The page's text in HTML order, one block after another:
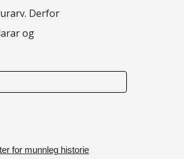
Derfor
og
for munnleg historie